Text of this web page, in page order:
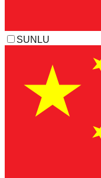
SUNLU